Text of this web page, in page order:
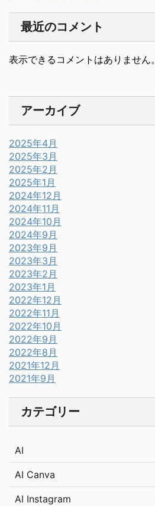
最近のコメント
表示できるコメントはありません。
アーカイブ
2025年4月
2025年3月
2025年2月
2025年1月
2024年12月
2024年11月
2024年10月
2024年9月
2023年9月
2023年3月
2023年2月
2023年1月
2022年12月
2022年11月
2022年10月
2022年9月
2022年8月
2021年12月
2021年9月
カテゴリー
AI
AI Canva
AI Instagram